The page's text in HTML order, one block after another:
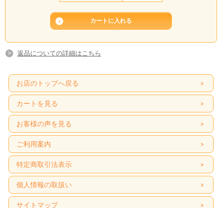
返品についての詳細はこちら
お店のトップへ戻る
カートを見る
お客様の声を見る
ご利用案内
特定商取引法表示
個人情報の取扱い
サイトマップ